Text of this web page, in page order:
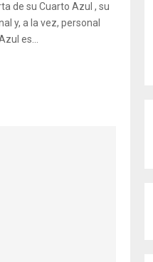
de su Cuarto Azul , su
y, a la vez, personal
es...